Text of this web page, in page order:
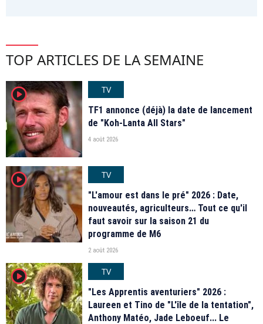
TOP ARTICLES DE LA SEMAINE
player2
TV
TF1 annonce (déjà) la date de lancement
de "Koh-Lanta All Stars"
4 août 2026
player2
TV
"L'amour est dans le pré" 2026 : Date,
nouveautés, agriculteurs… Tout ce qu'il
faut savoir sur la saison 21 du
programme de M6
2 août 2026
player2
TV
"Les Apprentis aventuriers" 2026 :
Laureen et Tino de "L'île de la tentation",
Anthony Matéo, Jade Leboeuf... Le